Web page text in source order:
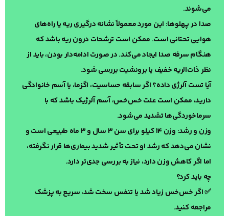
می‌شوند.
صدا در پهلوها: این مورد معمولاً نشانه درگیری ریه یا راه‌های
هوایی تحتانی است. ممکن است ترشحات درون ریه باشد که
هنگام سرفه صدا ایجاد می‌کند. در صورت ادامه‌دار بودن، باید از
نظر ذات‌الریه خفیف یا برونشیت بررسی شود.
آیا تست آلرژی داده؟ اگر سابقه حساسیت، اگزما، یا آسم خانوادگی
دارید، ممکن است علت خس‌خس، آسم آلرژیک باشد که با
سرماخوردگی‌ها تشدید می‌شود.
وزن و رشد: وزن ۱۴ کیلو برای سن ۳ سال و ۳ ماه طبیعی است و
نشان می‌دهد که رشد او تحت تأثیر شدید بیماری‌ها قرار نگرفته،
اما اگر کاهش وزن دارد، نیاز به بررسی جدی‌تر دارد.
چه باید کرد؟
✅ اگر خس‌خس زیاد شد یا تنفس سخت شد، سریع به پزشک
مراجعه کنید.